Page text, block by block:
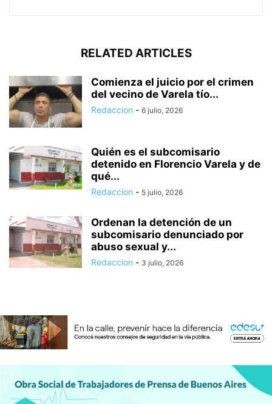
RELATED ARTICLES
Comienza el juicio por el crimen
del vecino de Varela tío...
Redaccion - 6 julio, 2026
Quién es el subcomisario
detenido en Florencio Varela y de
qué...
Redaccion - 5 julio, 2026
Ordenan la detención de un
subcomisario denunciado por
abuso sexual y...
Redaccion - 3 julio, 2026